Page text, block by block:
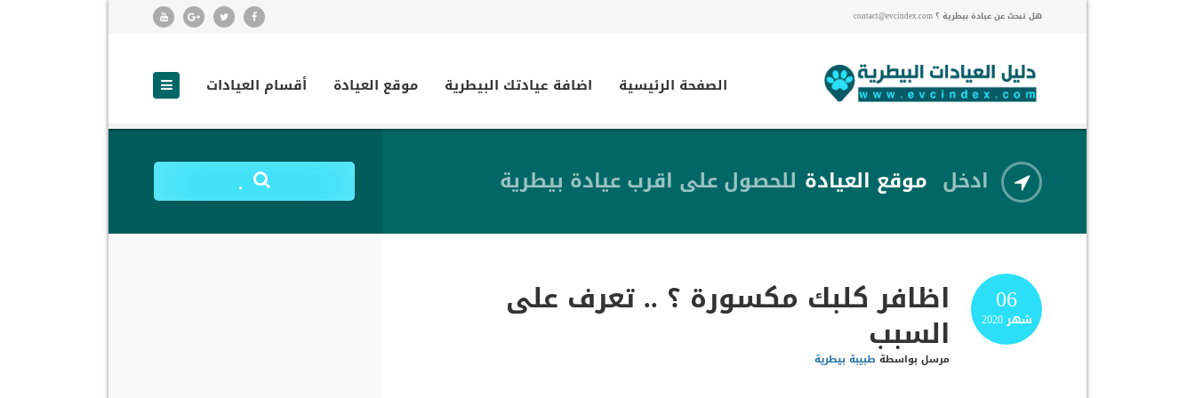
هل تبحث عن عيادة بيطرية ؟ contact@evcindex.com
الصفحة الرئيسية اضافة عيادتك البيطرية موقع العيادة أقسام العيادات
ادخل موقع العيادة للحصول على اقرب عيادة بيطرية .
06
شهر2020 اظافر كلبك مكسورة ؟ .. تعرف على
السبب
مرسل بواسطة طبيبة بيطرية